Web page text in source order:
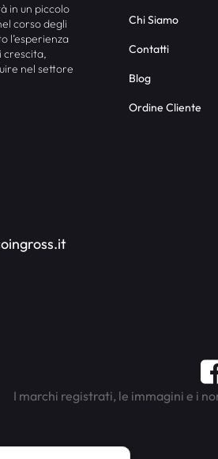
in un piccolo
corso degli
l’esperienza
nel settore
Chi Siamo
Contatti
Blog
Ordine Cliente
I marchi registrati, le immagini e i